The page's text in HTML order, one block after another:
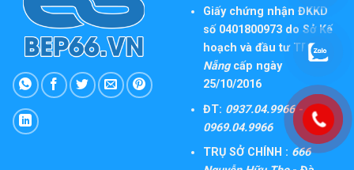
Giấy chứng nhận ĐKKD
số 0401800973 do Sở Kế
hoạch và đầu tư TPĐà
Nẵngcấp ngày
25/10/2016
ĐT: 0937.04.9966 -
0969.04.9966
TRỤ SỞ CHÍNH : 666